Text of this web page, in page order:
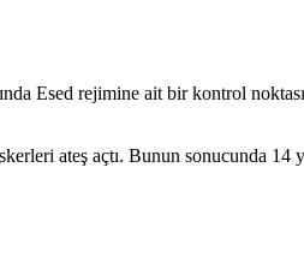
Esed rejimine ait bir kontrol
ateş açtı. Bunun sonucunda 14